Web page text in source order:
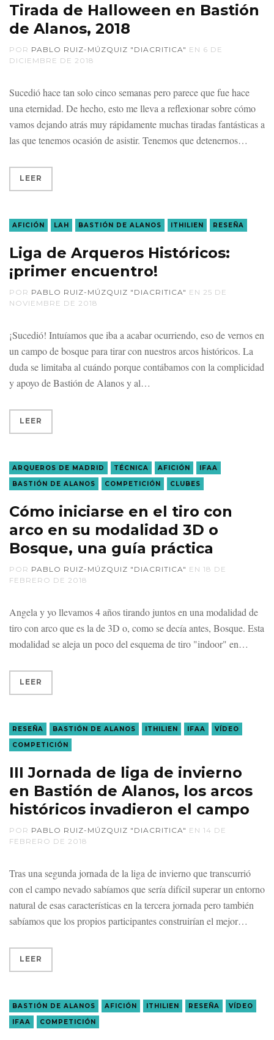
Tirada de Halloween en Bastión
de Alanos, 2018
POR PABLO RUIZ-MÚZQUIZ "DIACRITICA" EN 6 DE
DICIEMBRE DE 2018
Sucedió hace tan solo cinco semanas pero parece que fue hace
una eternidad. De hecho, esto me lleva a reflexionar sobre cómo
vamos dejando atrás muy rápidamente muchas tiradas fantásticas a
las que tenemos ocasión de asistir. Tenemos que detenernos
LEER
AFICIÓN LAH BASTIÓN DE ALANOS ITHILIEN RESEÑA
Liga de Arqueros Históricos:
¡primer encuentro!
POR PABLO RUIZ-MÚZQUIZ "DIACRITICA" EN 25 DE
NOVIEMBRE DE 2018
¡Sucedió! Intuíamos que iba a acabar ocurriendo, eso de vernos en
un campo de bosque para tirar con nuestros arcos históricos. La
duda se limitaba al cuándo porque contábamos con la complicidad
y apoyo de Bastión de Alanos y al
LEER
ARQUEROS DE MADRID TÉCNICA AFICIÓN
IFAA
BASTIÓN DE ALANOS
COMPETICIÓN CLUBES
Cómo iniciarse en el tiro con
arco en su modalidad 3D o
Bosque, una guía práctica
POR PABLO RUIZ-MÚZQUIZ "DIACRITICA" EN 18 DE
FEBRERO DE 2018
Angela y yo llevamos 4 años tirando juntos en una modalidad de
tiro con arco que es la de 3D o, como se decía antes, Bosque. Esta
modalidad se aleja un poco del esquema de tiro "indoor" en
LEER
RESEÑA BASTIÓN DE ALANOS ITHILIEN IFAA
VÍDEO
COMPETICIÓN
III Jornada de liga de invierno
en Bastión de Alanos, los arcos
históricos invadieron el campo
POR PABLO RUIZ-MÚZQUIZ "DIACRITICA" EN 14 DE
FEBRERO DE 2018
Tras una segunda jornada de la liga de invierno que transcurrió
con el campo nevado sabíamos que sería difícil superar un entorno
natural de esas características en la tercera jornada pero también
sabíamos que los propios participantes construirían el mejor
LEER
BASTIÓN DE ALANOS AFICIÓN ITHILIEN RESEÑA
VÍDEO
IFAA
COMPETICIÓN